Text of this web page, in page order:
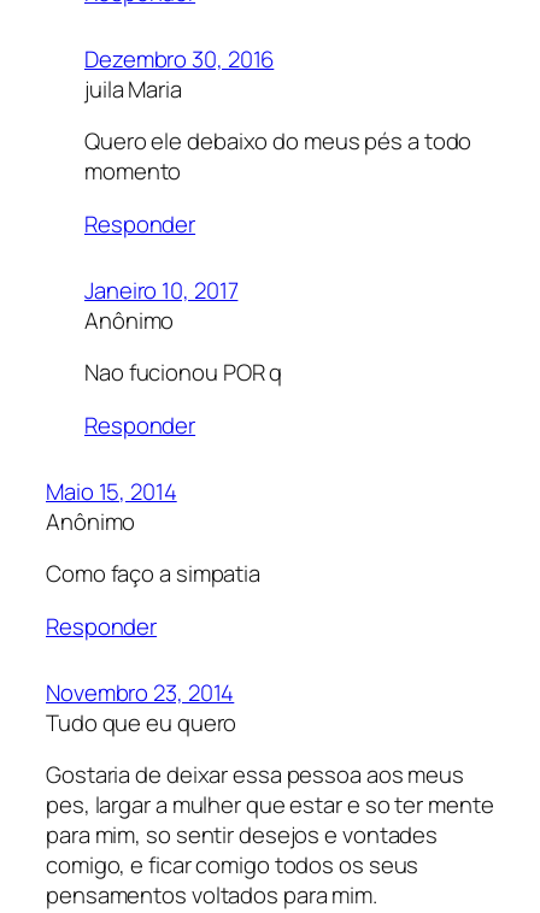
Dezembro 30, 2016
juila Maria
Quero ele debaixo do meus pés a todo
momento
Responder
Janeiro 10, 2017
Anônimo
Nao fucionou POR q
Responder
Maio 15, 2014
Anônimo
Como faço a simpatia
Responder
Novembro 23, 2014
Tudo que eu quero
Gostaria de deixar essa pessoa aos meus
pes, largar a mulher que estar e so ter mente
para mim, so sentir desejos e vontades
comigo, e ficar comigo todos os seus
pensamentos voltados para mim.